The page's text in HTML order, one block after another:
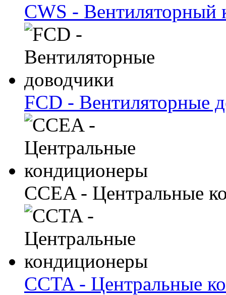
CWS - Вентиляторный
FCD - Вентиляторные
CCEA - Центральные
CCTA - Центральные